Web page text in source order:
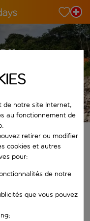
Les conditions générales s’appliquent
Lorsque les
de notre site Internet,
au fonctionnement de
retirer ou modifier
cookies et autres
pour:
de notre
que vous pouvez